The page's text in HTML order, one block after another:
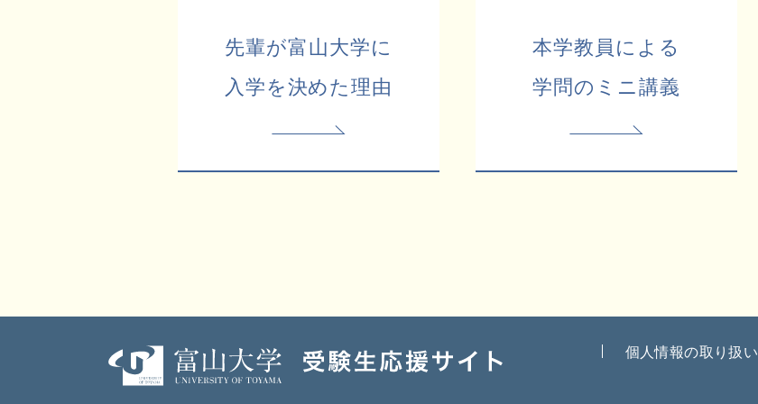
先輩が富山大学に
入学を決めた理由
本学教員による
学問のミニ講義
個人情報の取り扱い